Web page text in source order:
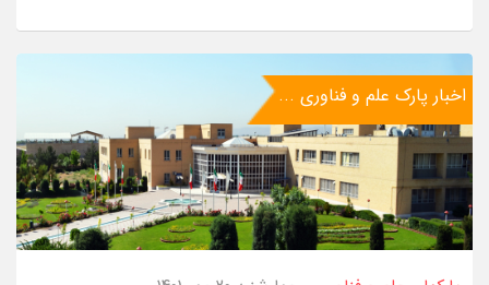
اخبار پارک علم و فناوری ...